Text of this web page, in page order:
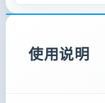
使用说明